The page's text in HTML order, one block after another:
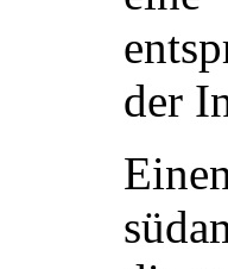
der